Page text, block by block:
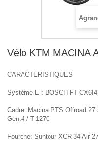
Vélo KTM MACINA
CARACTERISTIQUES
Système E : BOSCH PT-CX6I4
Cadre: Macina PTS Offroad
Gen.4 / T-1270
Fourche: Suntour XCR 34 Air